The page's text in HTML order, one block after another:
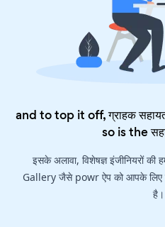
and to top it off, ग्राहक
so is the
इसके अलावा, विशेषज्ञ इंजीनियरों
Gallery जैसे powr ऐप को आपके लिए
है।